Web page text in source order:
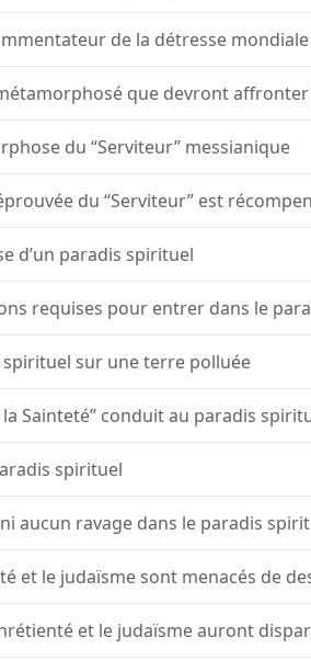
de la détresse mondiale
que devront
du “Serviteur” messianique
du “Serviteur” est
d’un paradis spirituel
requises pour entrer dans le
sur une terre polluée
la Sainteté” conduit au paradis
spirituel
aucun ravage dans le paradis
et le judaïsme sont menacés de
et le judaïsme auront